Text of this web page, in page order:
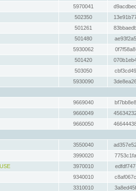
5970041
502350
501261
501480
5930062
501420
503050
5930090
9669040
9660049
9660050
3550040
3990020
3970010
9340010
3310010